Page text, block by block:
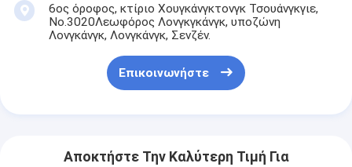
6ος όροφος, κτίριο Χουγκάνγκτονγκ Τσουάνγκγιε,
Νο.3020Λεωφόρος Λονγκγκάνγκ, υποζώνη
Λονγκάνγκ, Λονγκάνγκ, Σενζέν.
Επικοινωνήστε
Αποκτήστε Την Καλύτερη Τιμή Για